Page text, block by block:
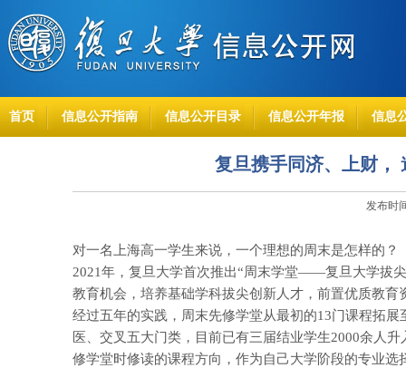
首页 信息公开指南 信息公开目录 信息公开年报 信息
复旦携手同济、上财，
发布时
对一名上海高一学生来说，一个理想的周末是怎样的？
2021年，复旦大学首次推出“周末学堂——复旦大学拔
教育机会，培养基础学科拔尖创新人才，前置优质教
经过五年的实践，周末先修学堂从最初的13门课程拓
医、交叉五大门类，目前已有三届结业学生2000余人
修学堂时修读的课程方向，作为自己大学阶段的专业